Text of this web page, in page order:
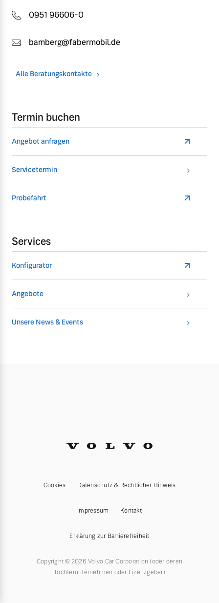
0951 96606-0
bamberg@fabermobil.de
Alle Beratungskontakte
Termin buchen
Angebot anfragen
Servicetermin
Probefahrt
Services
Konfigurator
Angebote
Unsere News & Events
Cookies Datenschutz & Rechtlicher Hinweis
Impressum Kontakt
Erklärung zur Barrierefreiheit
Copyright © 2026 Volvo Car Corporation (oder deren
Tochterunternehmen oder Lizenzgeber)